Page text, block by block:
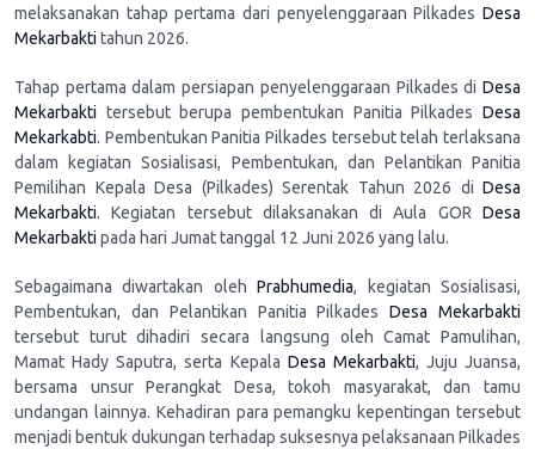
melaksanakan tahap pertama dari penyelenggaraan Pilkades Desa
Mekarbakti tahun 2026.
Tahap pertama dalam persiapan penyelenggaraan Pilkades di Desa
Mekarbakti tersebut berupa pembentukan Panitia Pilkades Desa
Mekarkabti. Pembentukan Panitia Pilkades tersebut telah terlaksana
dalam kegiatan Sosialisasi, Pembentukan, dan Pelantikan Panitia
Pemilihan Kepala Desa (Pilkades) Serentak Tahun 2026 di Desa
Mekarbakti. Kegiatan tersebut dilaksanakan di Aula GOR Desa
Mekarbakti pada hari Jumat tanggal 12 Juni 2026 yang lalu.
Sebagaimana diwartakan olehPrabhumedia, kegiatan Sosialisasi,
Pembentukan, dan Pelantikan Panitia PilkadesDesa Mekarbakti
tersebut turut dihadiri secara langsung oleh Camat Pamulihan,
Mamat Hady Saputra, serta Kepala Desa Mekarbakti, Juju Juansa,
bersama unsur Perangkat Desa, tokoh masyarakat, dan tamu
undangan lainnya. Kehadiran para pemangku kepentingan tersebut
menjadi bentuk dukungan terhadap suksesnya pelaksanaan Pilkades